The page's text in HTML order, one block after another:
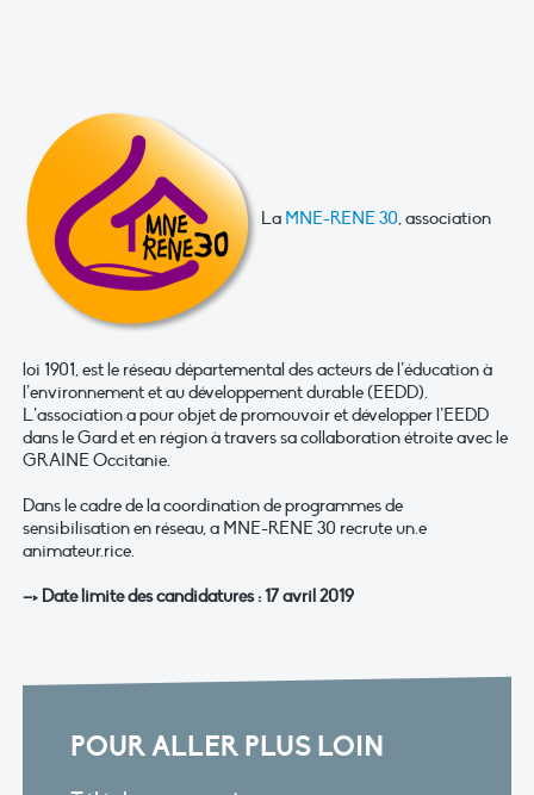
La MNE-RENE 30, association
loi 1901, est le réseau départemental des acteurs de l’éducation à
l’environnement et au développement durable (EEDD).
L’association a pour objet de promouvoir et développer l’EEDD
dans le Gard et en région à travers sa collaboration étroite avec le
GRAINE Occitanie.
Dans le cadre de la coordination de programmes de
sensibilisation en réseau, a MNE-RENE 30 recrute un.e
animateur.rice.
–> Date limite des candidatures : 17 avril 2019
POUR ALLER PLUS LOIN